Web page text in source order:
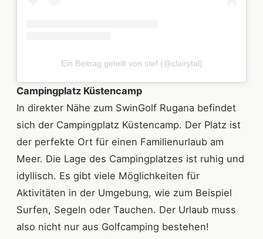
Ein Beitrag geteilt von stef (@clairytal)
Campingplatz Küstencamp
In direkter Nähe zum SwinGolf Rugana befindet
sich der Campingplatz Küstencamp. Der Platz ist
der perfekte Ort für einen Familienurlaub am
Meer. Die Lage des Campingplatzes ist ruhig und
idyllisch. Es gibt viele Möglichkeiten für
Aktivitäten in der Umgebung, wie zum Beispiel
Surfen, Segeln oder Tauchen. Der Urlaub muss
also nicht nur aus Golfcamping bestehen!